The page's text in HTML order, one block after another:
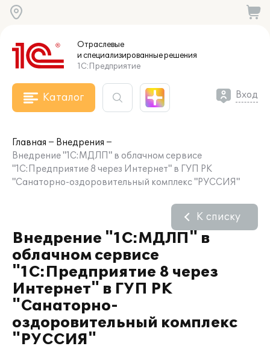
Отраслевые
и специализированныерешения
1С:Предприятие
Каталог Вход
Главная
Внедрения
Внедрение "1С:МДЛП" в облачном сервисе
"1С:Предприятие 8 через Интернет" в ГУП РК
"Санаторно-оздоровительный комплекс "РУССИЯ"
Внедрение "1С:МДЛП" в
облачном сервисе
"1С:Предприятие 8 через
Интернет" в ГУП РК
"Санаторно-
оздоровительный комплекс
"РУССИЯ"
К списку